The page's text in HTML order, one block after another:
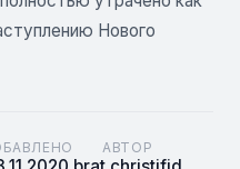
Нового
АВТОР